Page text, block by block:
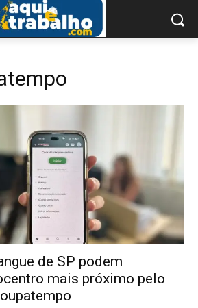
de SP podem
mais próximo pelo